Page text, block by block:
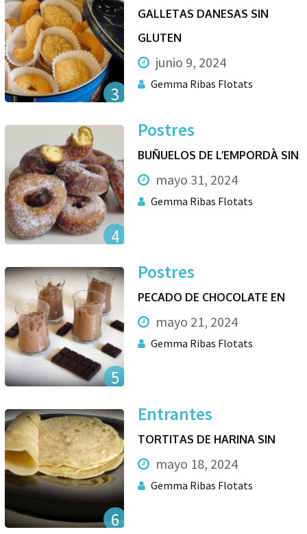
3
GALLETAS DANESAS SIN
GLUTEN
junio 9, 2024
Gemma Ribas Flotats
4
Postres
BUÑUELOS DE L’EMPORDÀ SIN
mayo 31, 2024
Gemma Ribas Flotats
5
Postres
PECADO DE CHOCOLATE EN
mayo 21, 2024
Gemma Ribas Flotats
6
Entrantes
TORTITAS DE HARINA SIN
mayo 18, 2024
Gemma Ribas Flotats